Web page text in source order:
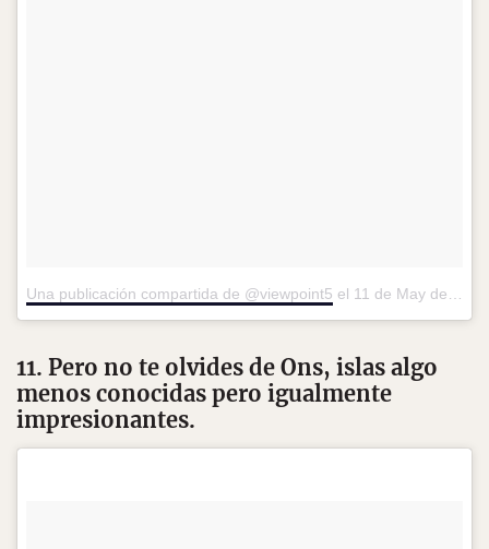
Una publicación compartida de @viewpoint5 el 11 de May de 2017 a la(s) 11:24 PDT
11. Pero no te olvides de Ons, islas algo
menos conocidas pero igualmente
impresionantes.